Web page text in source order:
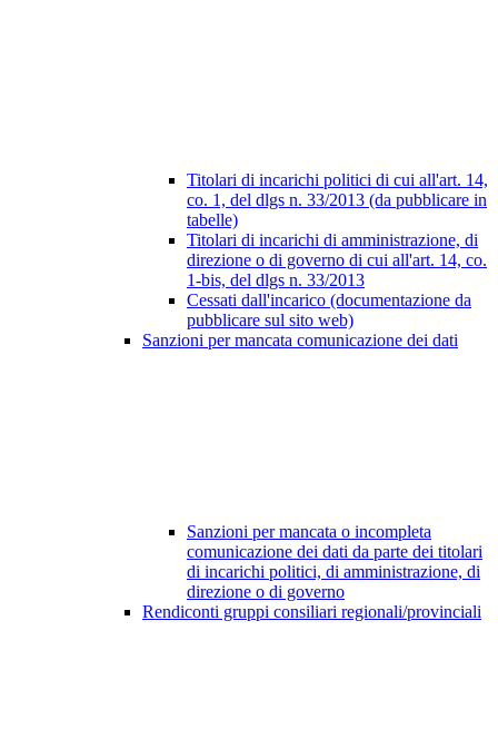
Titolari di incarichi politici di cui all'art. 14,
co. 1, del dlgs n. 33/2013 (da pubblicare in
tabelle)
Titolari di incarichi di amministrazione, di
direzione o di governo di cui all'art. 14, co.
1-bis, del dlgs n. 33/2013
Cessati dall'incarico (documentazione da
pubblicare sul sito web)
Sanzioni per mancata comunicazione dei dati
Sanzioni per mancata o incompleta
comunicazione dei dati da parte dei titolari
di incarichi politici, di amministrazione, di
direzione o di governo
Rendiconti gruppi consiliari regionali/provinciali